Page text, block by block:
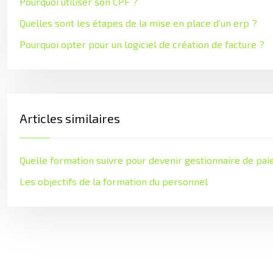
Quelles sont les étapes de la mise en place d’un erp ?
Pourquoi opter pour un logiciel de création de facture ?
Articles similaires
Quelle formation suivre pour devenir gestionnaire de
Les objectifs de la formation du personnel